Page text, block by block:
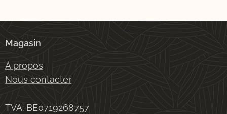
Magasin
À propos
Nous contacter
TVA: BE0719268757